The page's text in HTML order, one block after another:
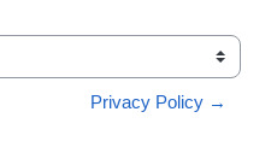
Privacy Policy →